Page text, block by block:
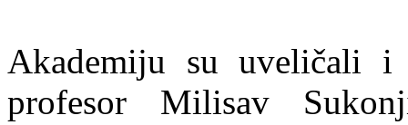
Akademiju su uveličali i
profesor Milisav